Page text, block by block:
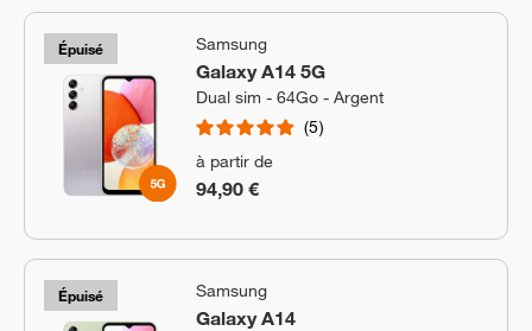
Épuisé Samsung
Galaxy A14 5G
Dual sim - 64Go - Argent
5
à partir de
94,90 €
Épuisé Samsung
Galaxy A14